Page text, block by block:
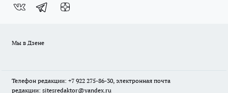
Мы в Дзене
Телефон редакции: +7 922 275-86-30, электронная почта
редакции: sitesredaktor@yandex.ru